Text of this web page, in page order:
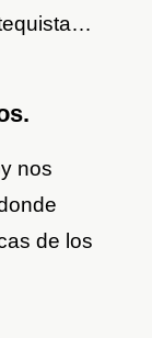
nos
de los